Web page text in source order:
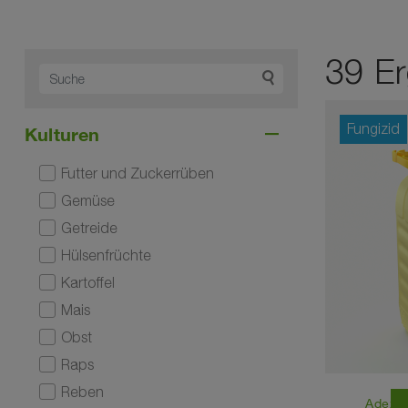
Kulturen
Futter und Zuckerrüben
Gemüse
Getreide
Hülsenfrüchte
Kartoffel
Mais
Obst
Raps
Reben
39
Fungizid
Adexar